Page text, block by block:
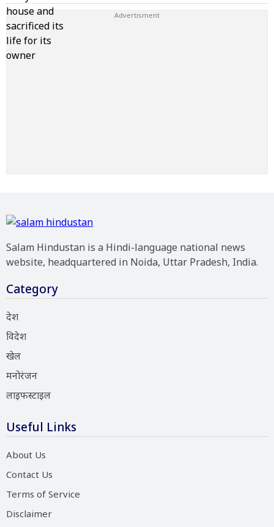
Salam Hindustan is a Hindi-language national news
website, headquartered in Noida, Uttar Pradesh, India.
Category
देश
विदेश
खेल
मनोरंजन
लाइफस्टाइल
Useful Links
About Us
Contact Us
Terms of Service
Disclaimer